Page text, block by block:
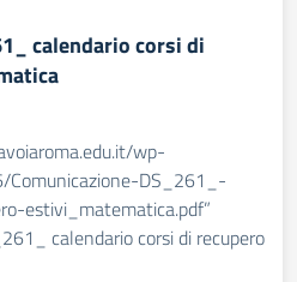
calendario corsi di
wp-
DS_261_-
estivi_matematica.pdf”
calendario corsi di recupero